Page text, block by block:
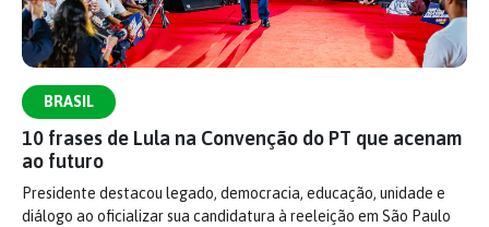
BRASIL
10 frases de Lula na Convenção do PT que acenam
ao futuro
Presidente destacou legado, democracia, educação, unidade e
diálogo ao oficializar sua candidatura à reeleição em São Paulo